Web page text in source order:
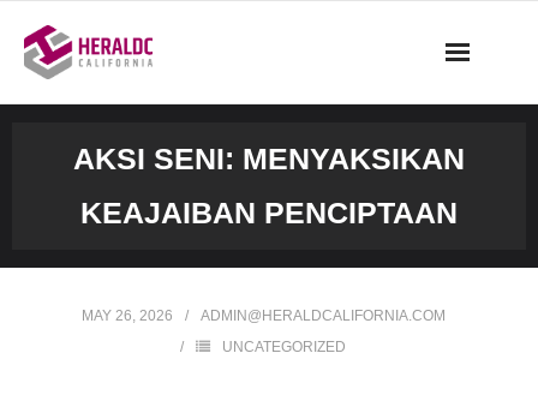
content
AKSI SENI: MENYAKSIKAN
KEAJAIBAN PENCIPTAAN
MAY 26, 2026
ADMIN@HERALDCALIFORNIA.COM
UNCATEGORIZED